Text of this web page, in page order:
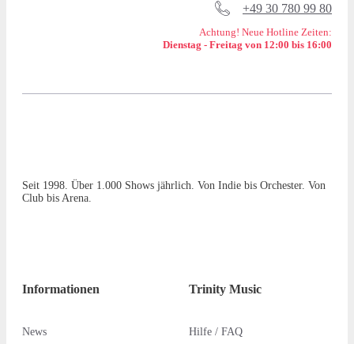
+49 30 780 99 80
Achtung! Neue Hotline Zeiten:
Dienstag - Freitag von 12:00 bis 16:00
Seit 1998. Über 1.000 Shows jährlich. Von Indie bis Orchester. Von
Club bis Arena.
Informationen
News
Trinity Music
Hilfe / FAQ